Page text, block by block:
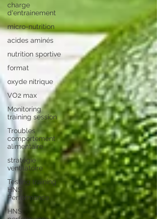
charge
d'entrainement
micro-nutrition
acides aminés
nutrition sportive
format
oxyde nitrique
VO2 max
Monitoring
training session
Troubles
comportement
alimentaire
stratégie
ventilatoire
Testing training
HNS
Performance
HNS